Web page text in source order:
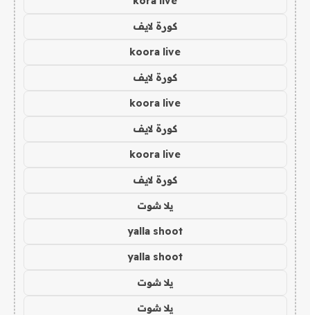
كورة لايف
koora live
كورة لايف
koora live
كورة لايف
koora live
كورة لايف
يلا شوت
yalla shoot
yalla shoot
يلا شوت
يلا شوت